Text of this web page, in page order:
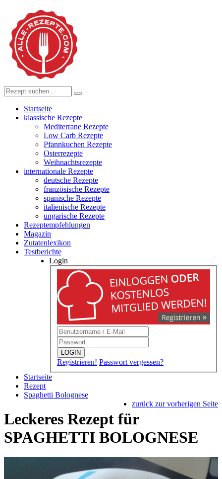
Startseite
klassische Rezepte
Mediterrane Rezepte
Low Carb Rezepte
Pfannkuchen Rezepte
Osterrezepte
Weihnachtsrezepte
internationale Rezepte
deutsche Rezepte
französische Rezepte
spanische Rezepte
italienische Rezepte
ungarische Rezepte
Rezeptempfehlungen
Magazin
Zutatenlexikon
Testberichte
Login
LOGIN
Registrieren! Passwort vergessen?
Startseite
Rezept
Spaghetti Bolognese
zurück zur vorherigen Seite
Leckeres Rezept für
SPAGHETTI BOLOGNESE